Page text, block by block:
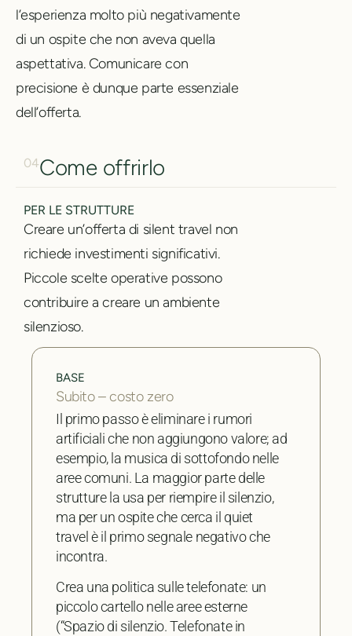
l’esperienza molto più negativamente
di un ospite che non aveva quella
aspettativa. Comunicare con
precisione è dunque parte essenziale
dell’offerta.
04Come offrirlo
PER LE STRUTTURE
Creare un’offerta di silent travel non
richiede investimenti significativi.
Piccole scelte operative possono
contribuire a creare un ambiente
silenzioso.
BASE
Subito – costo zero
Il primo passo è eliminare i rumori
artificiali che non aggiungono valore; ad
esempio, la musica di sottofondo nelle
aree comuni. La maggior parte delle
strutture la usa per riempire il silenzio,
ma per un ospite che cerca il quiet
travel è il primo segnale negativo che
incontra.
Crea una politica sulle telefonate: un
piccolo cartello nelle aree esterne
(“Spazio di silenzio. Telefonate in